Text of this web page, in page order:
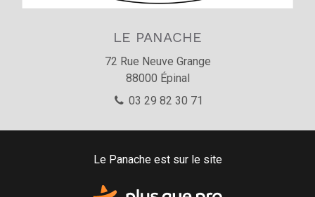
LE PANACHE
72 Rue Neuve Grange
88000 Épinal
03 29 82 30 71
Le Panache est sur le site